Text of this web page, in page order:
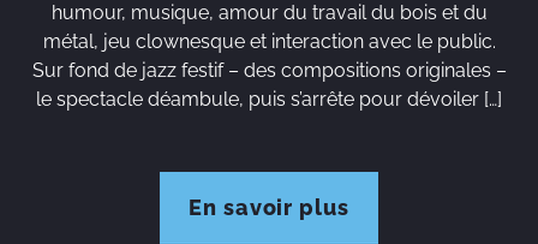
humour, musique, amour du travail du bois et du
métal, jeu clownesque et interaction avec le public.
Sur fond de jazz festif – des compositions originales –
le spectacle déambule, puis s’arrête pour dévoiler […]
En savoir plus